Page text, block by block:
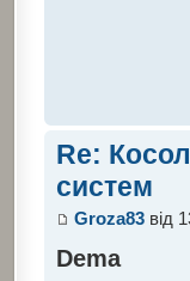
Re:
систем
Groza83від
Dema